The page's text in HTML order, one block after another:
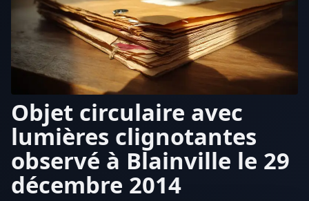
Objet circulaire avec
lumières clignotantes
observé à Blainville le 29
décembre 2014